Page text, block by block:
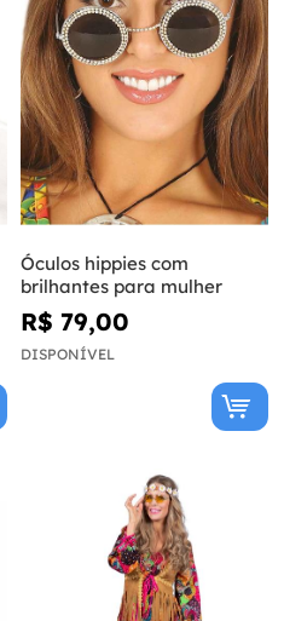
Óculos hippies com
brilhantes para mulher
R$ 79,00
DISPONÍVEL